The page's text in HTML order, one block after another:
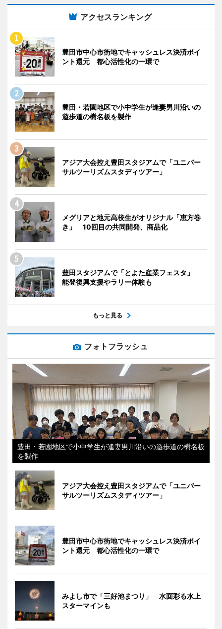
アクセスランキング
豊田市中心市街地でキャッシュレス決済ポイ
ント還元 都心活性化の一環で
豊田・若園地区で小中学生が逢妻男川沿いの
遊歩道の樹名板を製作
アジア大会控え豊田スタジアムで「ユニバー
サルツーリズムスタディツアー」
メグリアと地元高校生がオリジナル「恵方巻
き」 10回目の共同開発、商品化
豊田スタジアムで「とよた産業フェスタ」
能登復興支援やラリー体験も
もっと見る
フォトフラッシュ
豊田・若園地区で小中学生が逢妻男川沿いの遊歩道の樹名板
を製作
アジア大会控え豊田スタジアムで「ユニバー
サルツーリズムスタディツアー」
豊田市中心市街地でキャッシュレス決済ポイ
ント還元 都心活性化の一環で
みよし市で「三好池まつり」 水面彩る水上
スターマインも